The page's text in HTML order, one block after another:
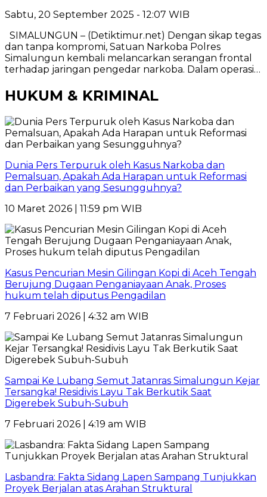
Sabtu, 20 September 2025 - 12:07 WIB
SIMALUNGUN – (Detiktimur.net) Dengan sikap tegas
dan tanpa kompromi, Satuan Narkoba Polres
Simalungun kembali melancarkan serangan frontal
terhadap jaringan pengedar narkoba. Dalam operasi…
HUKUM & KRIMINAL
Dunia Pers Terpuruk oleh Kasus Narkoba dan
Pemalsuan, Apakah Ada Harapan untuk Reformasi
dan Perbaikan yang Sesungguhnya?
10 Maret 2026 | 11:59 pm WIB
Kasus Pencurian Mesin Gilingan Kopi di Aceh Tengah
Berujung Dugaan Penganiayaan Anak, Proses
hukum telah diputus Pengadilan
7 Februari 2026 | 4:32 am WIB
Sampai Ke Lubang Semut Jatanras Simalungun Kejar
Tersangka! Residivis Layu Tak Berkutik Saat
Digerebek Subuh-Subuh
7 Februari 2026 | 4:19 am WIB
Lasbandra: Fakta Sidang Lapen Sampang Tunjukkan
Proyek Berjalan atas Arahan Struktural